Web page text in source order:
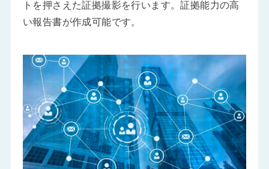
トを押さえた証拠撮影を行います。証拠能力の高
い報告書が作成可能です。